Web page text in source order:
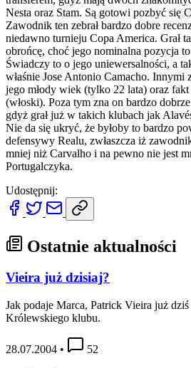
Nesta oraz Stam. Są gotowi pozbyć się
Zawodnik ten zebrał bardzo dobre
niedawno turnieju Copa America. Grał
obrońcę, choć jego nominalna pozycja
Świadczy to o jego uniewersalności, a
właśnie Jose Antonio Camacho. Innymi
jego młody wiek (tylko 22 lata) oraz
(włoski). Poza tym zna on bardzo
gdyż grał już w takich klubach jak
Nie da się ukryć, że byłoby to bardzo
defensywy Realu, zwłaszcza iż
mniej niż Carvalho i na pewno nie jest
Portugalczyka.
Udostępnij:
Ostatnie aktualności
Vieira już dzisiaj?
Jak podaje Marca, Patrick Vieira już dziś
Królewskiego klubu.
28.07.2004 • 52